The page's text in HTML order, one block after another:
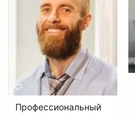
Профессиональный